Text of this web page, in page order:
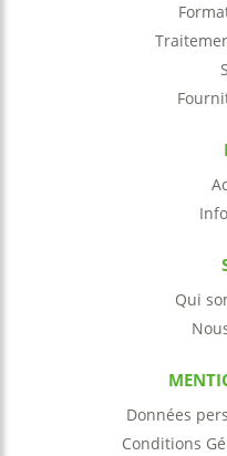
Qui
Données
Conditions